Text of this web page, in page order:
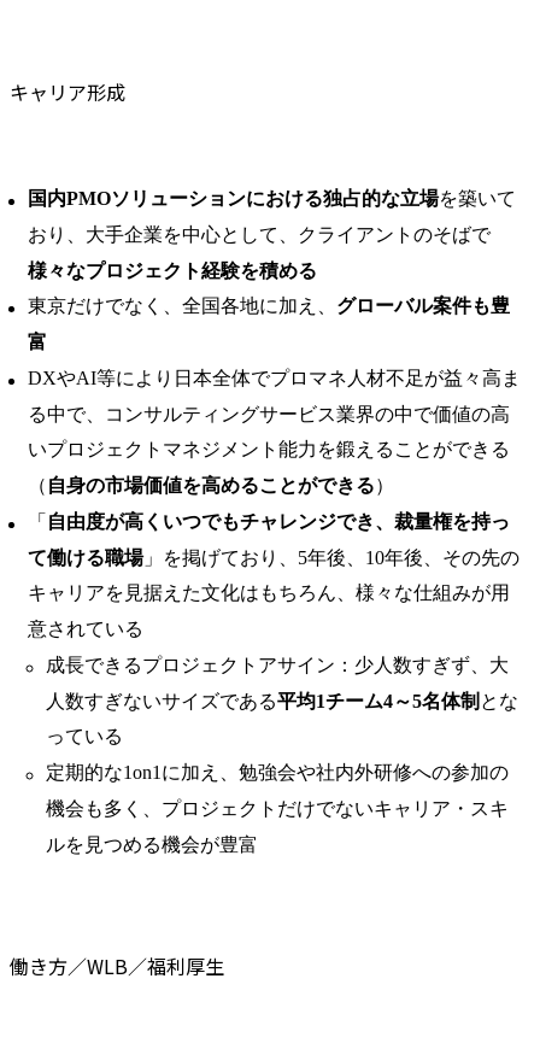
キャリア形成
国内PMOソリューションにおける独占的な立場を築いて
おり、大手企業を中心として、クライアントのそばで
様々なプロジェクト経験を積める
東京だけでなく、全国各地に加え、 グローバル案件も豊
富
DXやAI等により日本全体でプロマネ人材不足が益々高ま
る中で、コンサルティングサービス業界の中で価値の高
いプロジェクトマネジメント能力を鍛えることができる
（ 自身の市場価値を高めることができる）
「 自由度が高くいつでもチャレンジでき、裁量権を持っ
て働ける職場」を掲げており、5年後、10年後、その先の
キャリアを見据えた文化はもちろん、様々な仕組みが用
意されている
成長できるプロジェクトアサイン：少人数すぎず、大
人数すぎないサイズである平均1チーム4～5名体制 とな
っている
定期的な1on1に加え、勉強会や社内外研修への参加の
機会も多く、プロジェクトだけでないキャリア・スキ
ルを見つめる機会が豊富
働き方／WLB／福利厚生